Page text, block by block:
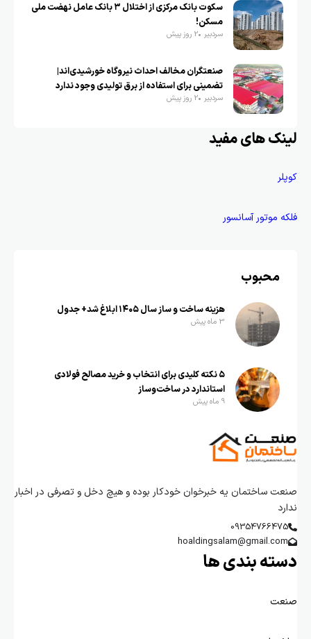
سکوت بانک مرکزی از اختلال ۳ بانک عامل نهضت ملی
مسکن!
سردبیر 2 روز پیش
صنعتگران مخالف احداث نیروگاه خورشیدی‌اند|
تضمینی برای استفاده از برق تولیدی وجود ندارد
سردبیر 2 روز پیش
لینک های مفید
کوپلر
فلکه موتور آسانسور
محبوب
هزینه ساخت و ساز سال ۱۴۰۵ ابلاغ شد+ جدول
3 ماه پیش
۵ نکته کلیدی برای انتخاب و خرید مصالح فولادی
استاندارد در ساخت‌وساز
9 ماه پیش
صنعت ساختمان یه خبرخوان خودکار بوده و هیچ دخل و تصرفی در اخبار
ندارد
09354766475
hoaldingsalam@gmail.com
دسته بندی ها
صنعت